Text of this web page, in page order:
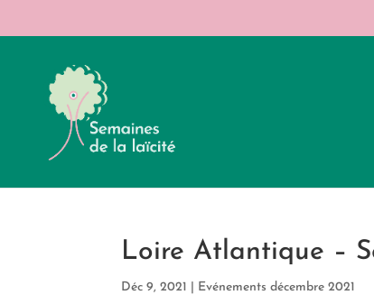
Loire Atlantique –
Déc 9, 2021 Evénements décembre 2021